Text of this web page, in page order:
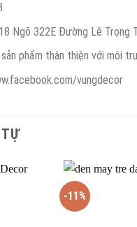
Ngõ 322E Đường Lê Trọng
phẩm thân thiện với môi
vungdecor
-11%